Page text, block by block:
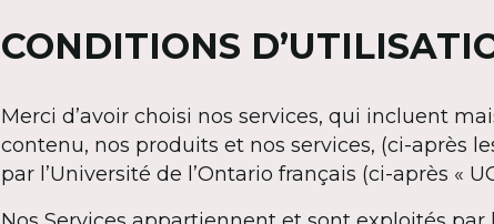
CONDITIONS
Merci d’avoir choisi nos services, qui incluent
contenu, nos produits et nos services, (ci-après
par l’Université de l’Ontario français (ci-après «